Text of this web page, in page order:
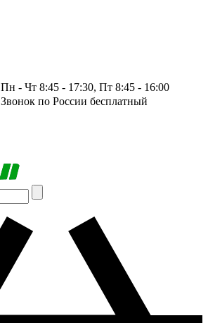
Пн - Чт 8:45 - 17:30, Пт 8:45 - 16:00
Звонок по России бесплатный